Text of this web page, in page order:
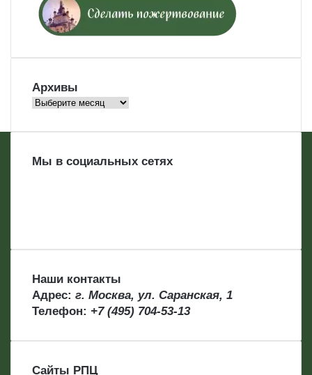
Архивы
Архивы
Мы в социальных сетях
Наши контакты
Адрес: г. Москва, ул. Саранская, 1
Телефон: +7 (495) 704-53-13
Сайты РПЦ